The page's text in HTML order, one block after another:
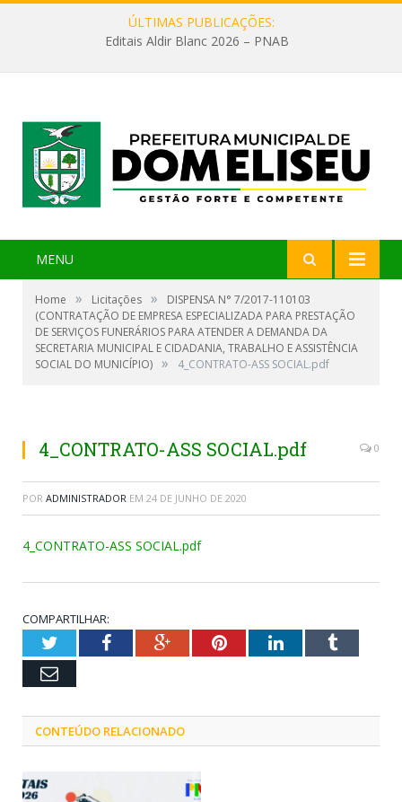
ÚLTIMAS PUBLICAÇÕES:
Editais Aldir Blanc 2026 – PNAB
MENU
Home » Licitações »
DISPENSA N° 7/2017-110103
(CONTRATAÇÃO DE EMPRESA ESPECIALIZADA PARA PRESTAÇÃO
DE SERVIÇOS FUNERÁRIOS PARA ATENDER A DEMANDA DA
SECRETARIA MUNICIPAL E CIDADANIA, TRABALHO E ASSISTÊNCIA
SOCIAL DO MUNICÍPIO) » 4_CONTRATO-ASS SOCIAL.pdf
4_CONTRATO-ASS SOCIAL.pdf 0
POR ADMINISTRADOR EM 24 DE JUNHO DE 2020
4_CONTRATO-ASS SOCIAL.pdf
COMPARTILHAR:
TwitterFacebookGoogle+PinterestLinkedInTumblr
Email
CONTEÚDO RELACIONADO